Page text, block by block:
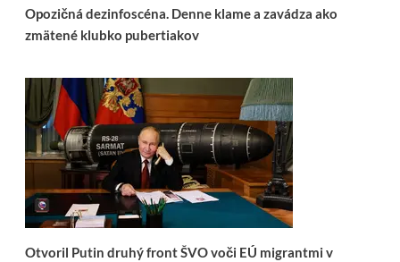
Opozičná dezinfoscéna. Denne klame a zavádza ako
zmätené klubko pubertiakov
Otvoril Putin druhý front ŠVO voči EÚ migrantmi v